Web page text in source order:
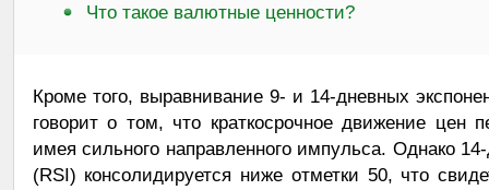
Что такое валютные ценности?
Кроме того, выравнивание 9- и 14-дневных
говорит о том, что краткосрочное движение цен
имея сильного направленного импульса. Однако
(RSI) консолидируется ниже отметки 50, что